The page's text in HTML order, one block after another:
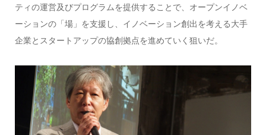
ティの運営及びプログラムを提供することで、オープンイノベ
ーションの「場」を支援し、イノベーション創出を考える大手
企業とスタートアップの協創拠点を進めていく狙いだ。